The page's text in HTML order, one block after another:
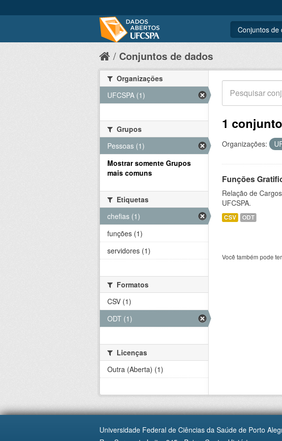
Conjuntos de
Conjuntos de dados
1
Organizações:
Funções
Relação de
UFCSPA.
CSV ODT
Você também pode
Organizações
UFCSPA (1)
Grupos
Pessoas (1)
Mostrar somente Grupos
mais comuns
Etiquetas
chefias (1)
funções (1)
servidores (1)
Formatos
CSV (1)
ODT (1)
Licenças
Outra (Aberta) (1)
Universidade Federal de Ciências da Saúde de Porto